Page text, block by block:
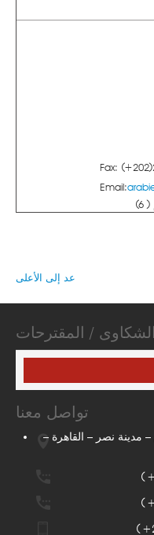
Fax:
Email:
6)
عد إلى الأعلى
الشكاوى / المقترحات
تواصل معنا
– مدينة نصر – القاهرة –
(
(
(